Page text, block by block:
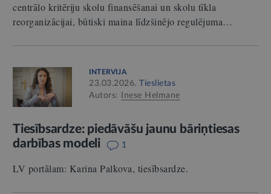
centrālo kritēriju skolu finansēšanai un skolu tīkla
reorganizācijai, būtiski maina līdzšinējo regulējuma…
INTERVIJA
23.03.2026.
Tieslietas
Autors:
Inese Helmane
Tiesībsardze: piedāvāšu jaunu bāriņtiesas
darbības modeli
1
LV portālam: Karina Palkova, tiesībsardze.